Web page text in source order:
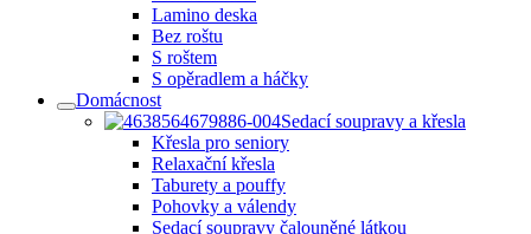
Lamino deska
Bez roštu
S roštem
S opěradlem a háčky
Domácnost
Sedací soupravy a křesla
Křesla pro seniory
Relaxační křesla
Taburety a pouffy
Pohovky a válendy
Sedací soupravy čalouněné látkou